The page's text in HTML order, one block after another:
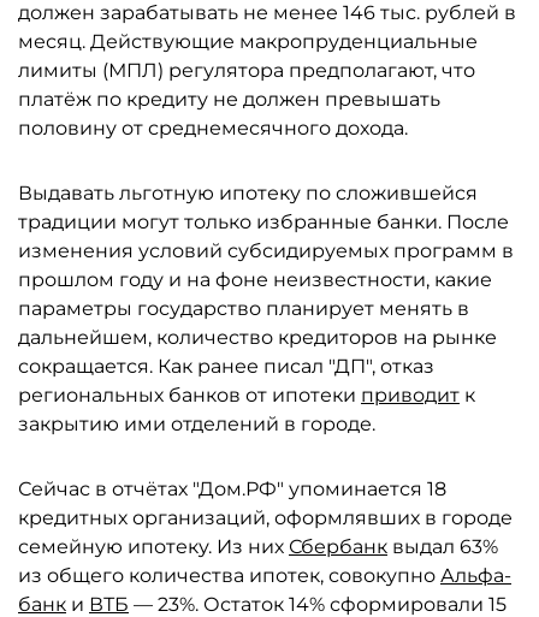
должен зарабатывать не менее 146 тыс. рублей в
месяц. Действующие макропруденциальные
лимиты (МПЛ) регулятора предполагают, что
платёж по кредиту не должен превышать
половину от среднемесячного дохода.
Выдавать льготную ипотеку по сложившейся
традиции могут только избранные банки. После
изменения условий субсидируемых программ в
прошлом году и на фоне неизвестности, какие
параметры государство планирует менять в
дальнейшем, количество кредиторов на рынке
сокращается. Как ранее писал "ДП", отказ
региональных банков от ипотеки приводит к
закрытию ими отделений в городе.
Сейчас в отчётах "Дом.РФ" упоминается 18
кредитных организаций, оформлявших в городе
семейную ипотеку. Из них Сбербанк выдал 63%
из общего количества ипотек, совокупно Альфа-
банк и ВТБ — 23%. Остаток 14% сформировали 15